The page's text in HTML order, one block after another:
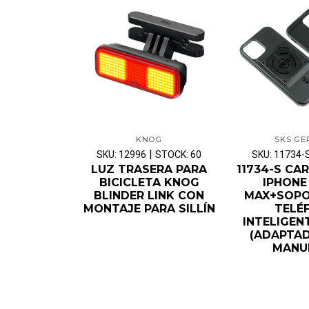
KNOG
SKU: 12996 | STOCK: 60
LUZ TRASERA PARA
BICICLETA KNOG
BLINDER LINK CON
MONTAJE PARA SILLÍN
SKS
SKU: 11734-
11734-S